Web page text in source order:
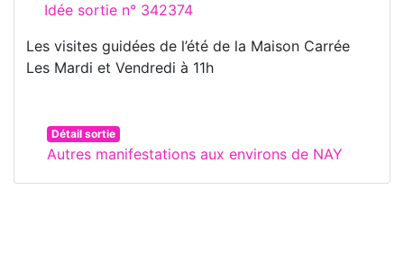
Idée sortie n° 342374
Les visites guidées de l’été de la Maison Carrée
Les Mardi et Vendredi à 11h
Détail sortie
Autres manifestations aux environs de NAY